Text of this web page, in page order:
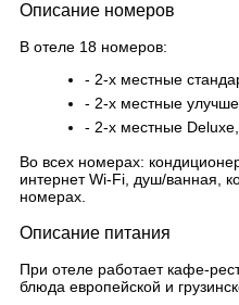
Описание номеров
В отеле 18 номеров:
- 2-х местные
- 2-х местные
- 2-х местные
Во всех номерах:
интернет Wi-Fi, душ/ванная,
номерах.
Описание питания
При отеле работает кафе-
блюда европейской и